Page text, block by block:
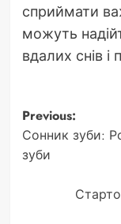
сприймати
можуть
вдалих снів і
Post
Previous:
Сонник зуби:
зуби